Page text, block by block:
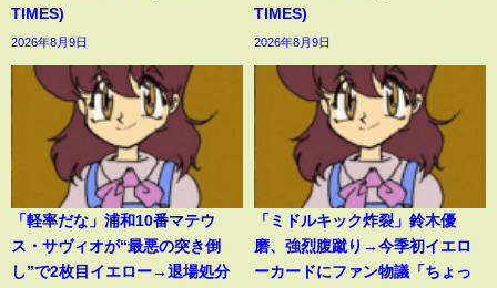
TIMES)
2026年8月9日
TIMES)
2026年8月9日
「軽率だな」浦和10番マテウ
ス・サヴィオが“最悪の突き倒
し”で2枚目イエロー→退場処分
「ミドルキック炸裂」鈴木優
磨、強烈腹蹴り→今季初イエロ
ーカードにファン物議「ちょっ